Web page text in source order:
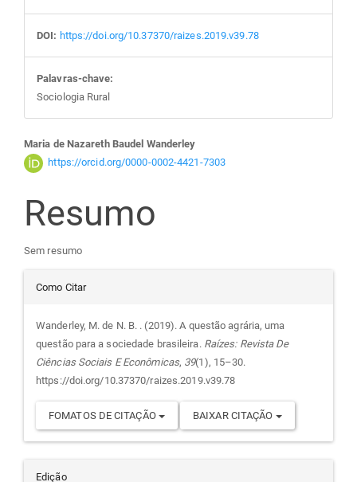
DOI: https://doi.org/10.37370/raizes.2019.v39.78
Palavras-chave:
Sociologia Rural
Conteúdo
do
artigo
principal
Maria de Nazareth Baudel Wanderley
https://orcid.org/0000-0002-4421-7303
Resumo
Sem resumo
Detalhes
do
artigo
Como Citar
Wanderley, M. de N. B. . (2019). A questão agrária, uma
questão para a sociedade brasileira. Raízes: Revista De
Ciências Sociais E Econômicas, 39(1), 15–30.
https://doi.org/10.37370/raizes.2019.v39.78
FOMATOS DE CITAÇÃO BAIXAR CITAÇÃO
Edição